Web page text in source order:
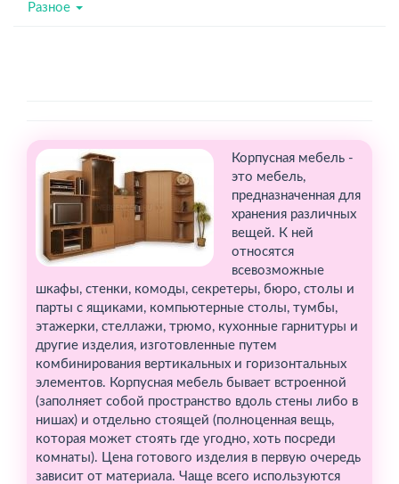
Разное
Корпусная мебель -
это мебель,
предназначенная для
хранения различных
вещей. К ней
относятся
всевозможные
шкафы, стенки, комоды, секретеры, бюро, столы и
парты с ящиками, компьютерные столы, тумбы,
этажерки, стеллажи, трюмо, кухонные гарнитуры и
другие изделия, изготовленные путем
комбинирования вертикальных и горизонтальных
элементов. Корпусная мебель бывает встроенной
(заполняет собой пространство вдоль стены либо в
нишах) и отдельно стоящей (полноценная вещь,
которая может стоять где угодно, хоть посреди
комнаты). Цена готового изделия в первую очередь
зависит от материала. Чаще всего используются